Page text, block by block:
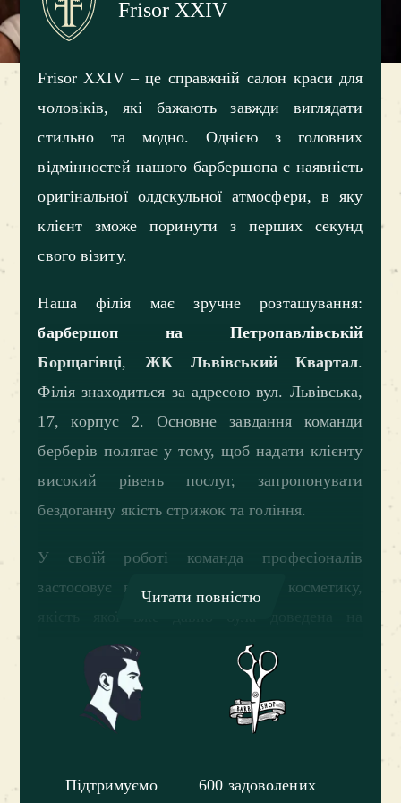
Frisor XXIV
Frisor XXIV – це справжній салон краси для
чоловіків, які бажають завжди виглядати
стильно та модно. Однією з головних
відмінностей нашого барбершопа є наявність
оригінальної олдскульної атмосфери, в яку
клієнт зможе поринути з перших секунд
свого візиту.
Наша філія має зручне розташування:
барбершоп на Петропавлівській
Борщагівці, ЖК Львівський Квартал.
Філія знаходиться за адресою вул. Львівська,
17, корпус 2. Основне завдання команди
берберів полягає у тому, щоб надати клієнту
високий рівень послуг, запропонувати
бездоганну якість стрижок та гоління.
У своїй роботі команда професіоналів
застосовує винятково найкращу косметику,
практиці. Всі інструменти в обов’язковому
порядку проходять багатоетапну
стерилізацію, що дозволяє клієнтам завжди
залишатися впевненими у безпеці та
Читати повністю
Підтримуємо
600 задоволених